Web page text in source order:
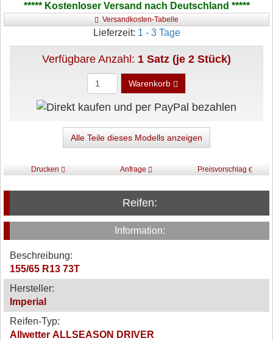
***** Kostenloser Versand nach Deutschland *****
Versandkosten-Tabelle
Lieferzeit: 1 - 3 Tage
Verfügbare Anzahl: 1 Satz (je 2 Stück)
Warenkorb
Alle Teile dieses Modells anzeigen
Drucken Anfrage Preisvorschlag
Reifen:
Information:
Beschreibung:
155/65 R13 73T
Hersteller:
Imperial
Reifen-Typ:
Allwetter ALLSEASON DRIVER